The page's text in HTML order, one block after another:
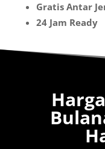
Gratis Antar
24 Jam Ready